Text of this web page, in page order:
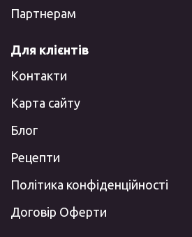
Партнерам
Для клієнтів
Контакти
Карта сайту
Блог
Рецепти
Політика конфіденційності
Договір Оферти